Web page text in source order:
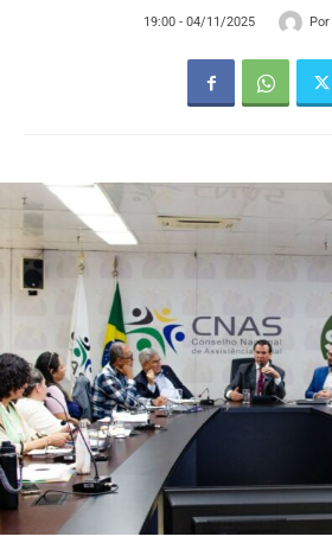
19:00 - 04/11/2025 Por